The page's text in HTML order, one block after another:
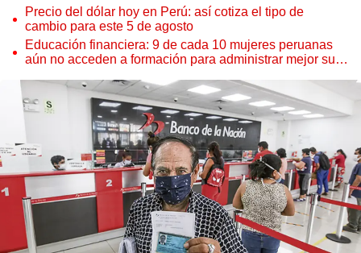
Precio del dólar hoy en Perú: así cotiza el tipo de
cambio para este 5 de agosto
Educación financiera: 9 de cada 10 mujeres peruanas
aún no acceden a formación para administrar mejor su